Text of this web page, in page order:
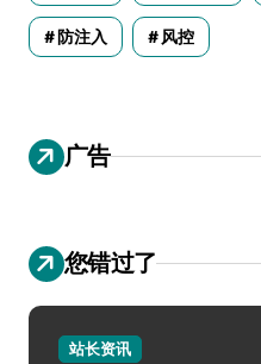
防注入 风控
广告
您错过了
站长资讯